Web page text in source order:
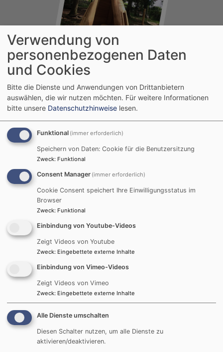
Verwendung von
personenbezogenen Daten
und Cookies
Bitte die Dienste und Anwendungen von Drittanbietern
auswählen, die wir nutzen möchten. Für weitere Informationen
bitte unsere Datenschutzhinweise lesen.
Funktional (immer erforderlich)
Speichern von Daten: Cookie für die Benutzersitzung
Zweck: Funktional
Consent Manager (immer erforderlich)
Cookie Consent speichert Ihre Einwilligungsstatus im
Browser
Zweck: Funktional
Einbindung von Youtube-Videos
Zeigt Videos von Youtube
Zweck: Eingebettete externe Inhalte
Einbindung von Vimeo-Videos
Zeigt Videos von Vimeo
Zweck: Eingebettete externe Inhalte
Alle Dienste umschalten
Diesen Schalter nutzen, um alle Dienste zu
aktivieren/deaktivieren.